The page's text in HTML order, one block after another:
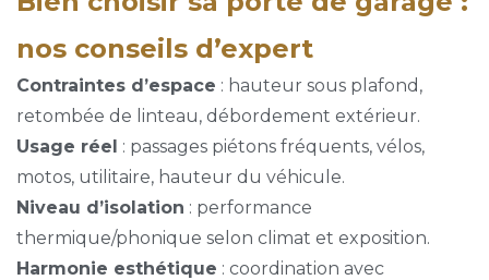
nos conseils d’expert
Contraintes d’espace : hauteur sous plafond,
retombée de linteau, débordement extérieur.
Usage réel : passages piétons fréquents, vélos,
motos, utilitaire, hauteur du véhicule.
Niveau d’isolation : performance
thermique/phonique selon climat et exposition.
Harmonie esthétique : coordination avec